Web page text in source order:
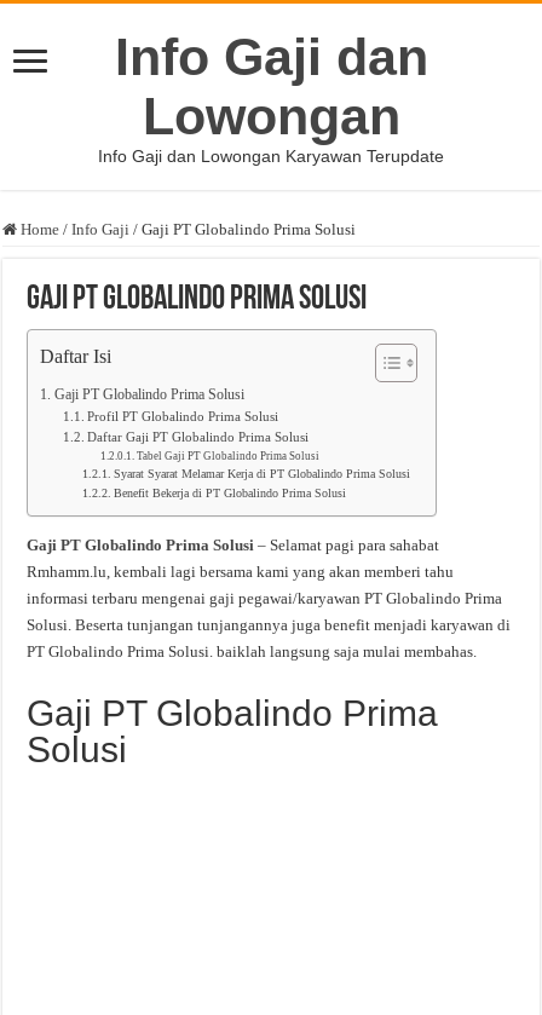
Info Gaji dan
Lowongan
Info Gaji dan Lowongan Karyawan Terupdate
Home / Info Gaji / Gaji PT Globalindo Prima Solusi
Gaji PT Globalindo Prima Solusi
Daftar Isi
Gaji PT Globalindo Prima Solusi
Profil PT Globalindo Prima Solusi
Daftar Gaji PT Globalindo Prima Solusi
Tabel Gaji PT Globalindo Prima Solusi
Syarat Syarat Melamar Kerja di PT Globalindo Prima Solusi
Benefit Bekerja di PT Globalindo Prima Solusi
Gaji PT Globalindo Prima Solusi – Selamat pagi para sahabat
Rmhamm.lu, kembali lagi bersama kami yang akan memberi tahu
informasi terbaru mengenai gaji pegawai/karyawan PT Globalindo Prima
Solusi. Beserta tunjangan tunjangannya juga benefit menjadi karyawan di
PT Globalindo Prima Solusi. baiklah langsung saja mulai membahas.
Gaji PT Globalindo Prima
Solusi